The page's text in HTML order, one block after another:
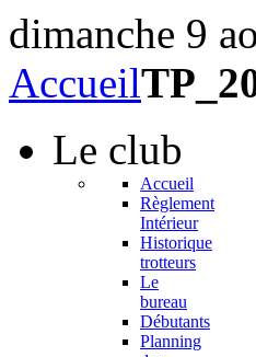
dimanche 9
Accueil
Le club
Accueil
Règlement
Intérieur
Historique
trotteurs
Le
bureau
Débutants
Planning